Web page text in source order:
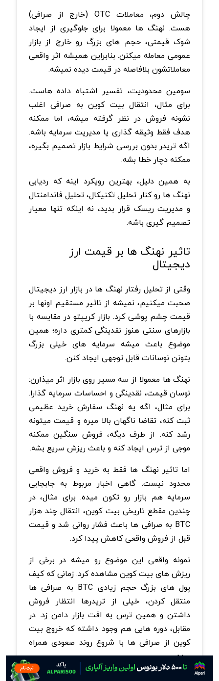
چالش دوم، معاملات OTC (خارج از صرافی)
هست. نهنگ ها معمولا برای جلوگیری از ایجاد
شوک قیمتی، حجم های بزرگ رو خارج از بازار
عمومی معامله میکنن. بنابراین همیشه اثر واقعی
معاملاتشون بلافاصله در قیمت دیده نمیشه.
سومین محدودیت، تفسیر اشتباه داده هاست.
برای مثال، انتقال بیت کوین به صرافی اغلب
نشونه فروش در نظر گرفته میشه، اما ممکنه
هدف فقط وثیقه گذاری یا مدیریت سرمایه باشه.
اگه تریدر بدون بررسی شرایط بازار تصمیم بگیره،
ممکنه دچار خطا بشه.
به همین دلیل، بهترین رویکرد اینه که ردیابی
نهنگ ها رو کنار تحلیل تکنیکال، تحلیل فاندامنتال
و مدیریت ریسک قرار بدید، نه اینکه تنها معیار
تصمیم گیری باشه.
تاثیر نهنگ ها بر قیمت ارز
دیجیتال
وقتی از تحلیل رفتار نهنگ ها در بازار ارز دیجیتال
صحبت میکنیم، نمیشه از تاثیر مستقیم اونها بر
قیمت چشم پوشی کرد. بازار کریپتو در مقایسه با
بازارهای سنتی هنوز نقدینگی کمتری داره؛ همین
موضوع باعث میشه سرمایه های خیلی بزرگ
بتونن نوسانات قابل توجهی ایجاد کنن.
نهنگ ها معمولا از سه مسیر روی بازار اثر میذارن:
نوسان قیمت، نقدینگی و احساسات سرمایه گذارا.
برای مثال، اگه یه نهنگ سفارش خرید عظیمی
ثبت کنه، تقاضا ناگهان بالا میره و قیمت میتونه
رشد کنه. از طرف دیگه، فروش سنگین ممکنه
موجی از ترس ایجاد کنه و باعث ریزش سریع بشه.
اما تاثیر نهنگ ها فقط به خرید و فروش واقعی
محدود نیست. گاهی اخبار مربوط به جابجایی
سرمایه هم بازار رو تکون میده. برای مثال، در
چندین مقطع تاریخی بیت کوین، انتقال چند هزار
BTC به صرافی ها باعث فشار روانی شد و قیمت
قبل از فروش واقعی کاهش پیدا کرد.
نمونه واقعی این موضوع رو میشه در برخی از
ریزش های بیت کوین مشاهده کرد. زمانی که کیف
پول های بزرگ حجم زیادی BTC به صرافی ها
منتقل کردن، خیلی از تریدرها انتظار فروش
داشتن و همین ترس به افت بازار دامن زد. در
مقابل، دوره هایی هم وجود داشته که خروج بیت
کوین از صرافی ها با شروع روند صعودی همراه
بوده.
با این حال، نباید تصور کرد نهنگ ها همیشه